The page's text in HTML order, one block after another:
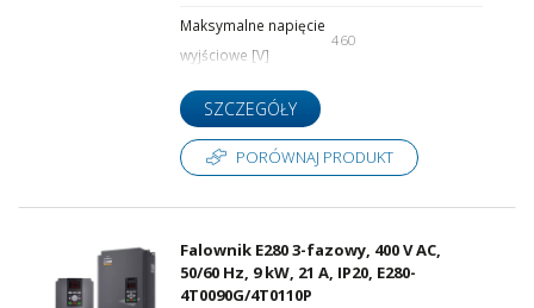
Maksymalne napięcie
wyjściowe [V]
460
SZCZEGÓŁY
PORÓWNAJ PRODUKT
Falownik E280 3-fazowy, 400 V AC,
50/60 Hz, 9 kW, 21 A, IP20, E280-
4T0090G/4T0110P